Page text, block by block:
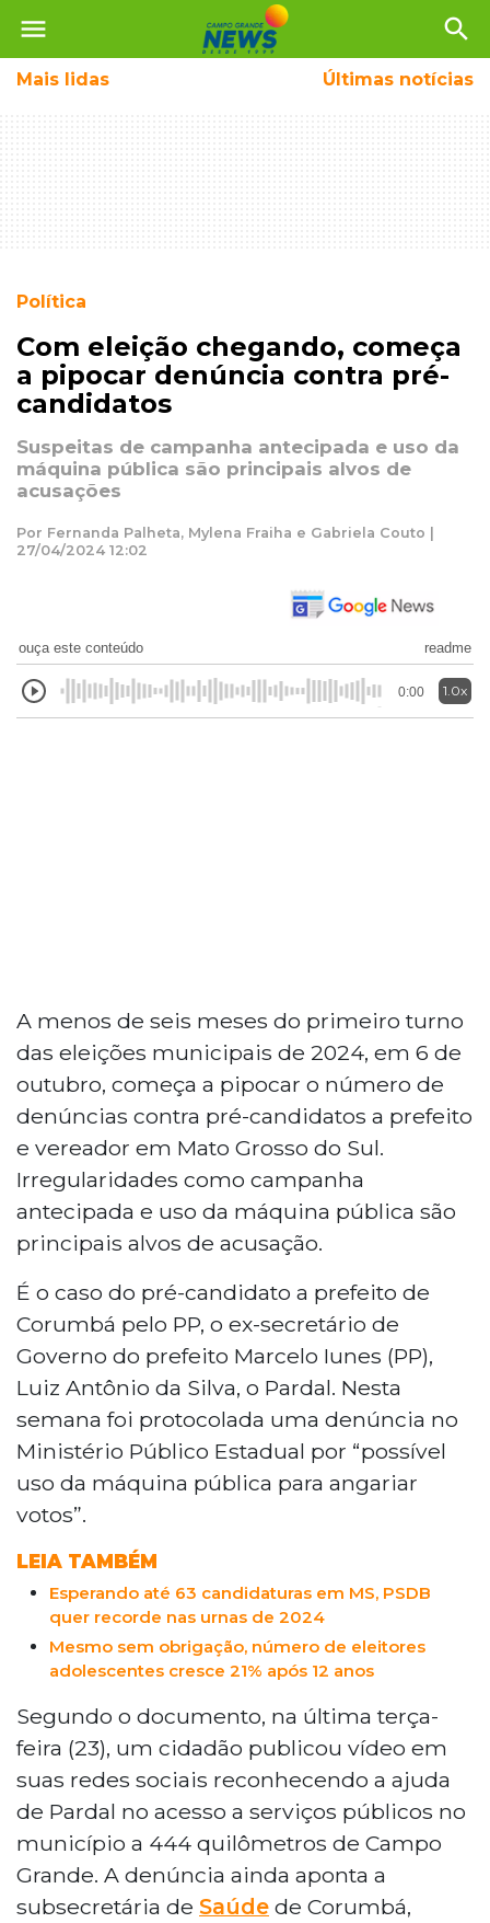
menu search
Mais lidas Últimas notícias
Política
Com eleição chegando, começa
a pipocar denúncia contra pré-
candidatos
Suspeitas de campanha antecipada e uso da
máquina pública são principais alvos de
acusações
Por Fernanda Palheta, Mylena Fraiha e Gabriela Couto |
27/04/2024 12:02
ouça este conteúdo readme
0:00 1.0x
A menos de seis meses do primeiro turno
das eleições municipais de 2024, em 6 de
outubro, começa a pipocar o número de
denúncias contra pré-candidatos a prefeito
e vereador em Mato Grosso do Sul.
Irregularidades como campanha
antecipada e uso da máquina pública são
principais alvos de acusação.
É o caso do pré-candidato a prefeito de
Corumbá pelo PP, o ex-secretário de
Governo do prefeito Marcelo Iunes (PP),
Luiz Antônio da Silva, o Pardal. Nesta
semana foi protocolada uma denúncia no
Ministério Público Estadual por “possível
uso da máquina pública para angariar
votos”.
LEIA TAMBÉM
Esperando até 63 candidaturas em MS, PSDB
quer recorde nas urnas de 2024
Mesmo sem obrigação, número de eleitores
adolescentes cresce 21% após 12 anos
Segundo o documento, na última terça-
feira (23), um cidadão publicou vídeo em
suas redes sociais reconhecendo a ajuda
de Pardal no acesso a serviços públicos no
município a 444 quilômetros de Campo
Grande. A denúncia ainda aponta a
subsecretária de Saúde de Corumbá,